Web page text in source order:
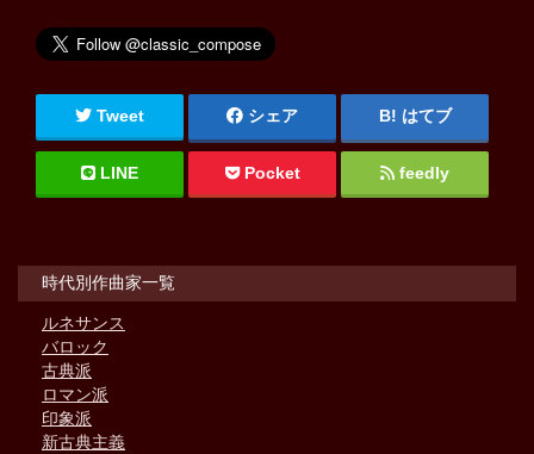
Tweet シェア はてブ
LINE Pocket feedly
時代別作曲家一覧
ルネサンス
バロック
古典派
ロマン派
印象派
新古典主義